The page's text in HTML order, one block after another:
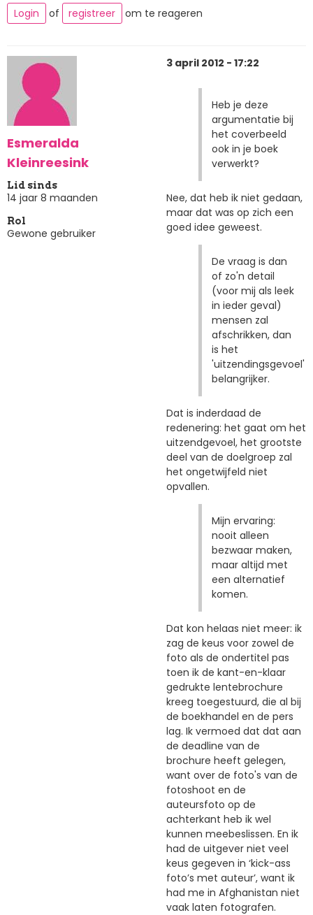
Login of registreer om te reageren
Esmeralda
Kleinreesink
Lid sinds
14 jaar 8 maanden
Rol
Gewone gebruiker
3 april 2012 - 17:22
Heb je deze
argumentatie bij
het coverbeeld
ook in je boek
verwerkt?
Nee, dat heb ik niet gedaan,
maar dat was op zich een
goed idee geweest.
De vraag is dan
of zo'n detail
(voor mij als leek
in ieder geval)
mensen zal
afschrikken, dan
is het
'uitzendingsgevoel'
belangrijker.
Dat is inderdaad de
redenering: het gaat om het
uitzendgevoel, het grootste
deel van de doelgroep zal
het ongetwijfeld niet
opvallen.
Mijn ervaring:
nooit alleen
bezwaar maken,
maar altijd met
een alternatief
komen.
Dat kon helaas niet meer: ik
zag de keus voor zowel de
foto als de ondertitel pas
toen ik de kant-en-klaar
gedrukte lentebrochure
kreeg toegestuurd, die al bij
de boekhandel en de pers
lag. Ik vermoed dat dat aan
de deadline van de
brochure heeft gelegen,
want over de foto's van de
fotoshoot en de
auteursfoto op de
achterkant heb ik wel
kunnen meebeslissen. En ik
had de uitgever niet veel
keus gegeven in ‘kick-ass
foto’s met auteur’, want ik
had me in Afghanistan niet
vaak laten fotografen.